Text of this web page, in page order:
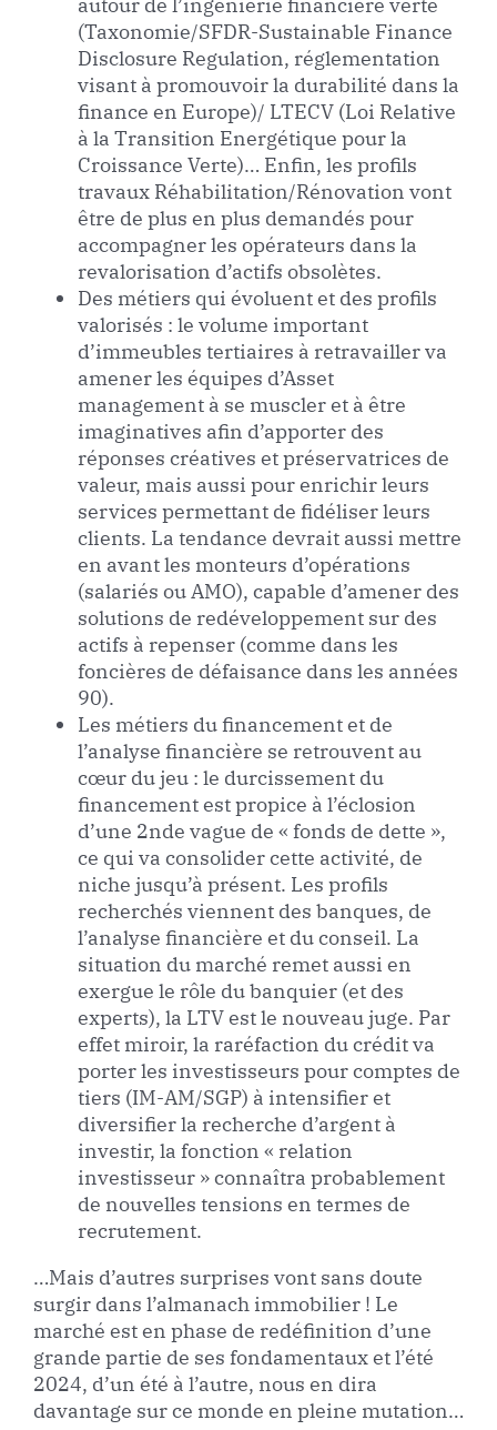
(Taxonomie/SFDR-Sustainable Finance
Disclosure Regulation, réglementation
visant à promouvoir la durabilité dans la
finance en Europe)/ LTECV (Loi Relative
à la Transition Energétique pour la
Croissance Verte)… Enfin, les profils
travaux Réhabilitation/Rénovation vont
être de plus en plus demandés pour
accompagner les opérateurs dans la
revalorisation d’actifs obsolètes.
Des métiers qui évoluent et des profils
valorisés : le volume important
d’immeubles tertiaires à retravailler va
amener les équipes d’Asset
management à se muscler et à être
imaginatives afin d’apporter des
réponses créatives et préservatrices de
valeur, mais aussi pour enrichir leurs
services permettant de fidéliser leurs
clients. La tendance devrait aussi mettre
en avant les monteurs d’opérations
(salariés ou AMO), capable d’amener des
solutions de redéveloppement sur des
actifs à repenser (comme dans les
foncières de défaisance dans les années
90).
Les métiers du financement et de
l’analyse financière se retrouvent au
cœur du jeu : le durcissement du
financement est propice à l’éclosion
d’une 2nde vague de « fonds de dette »,
ce qui va consolider cette activité, de
niche jusqu’à présent. Les profils
recherchés viennent des banques, de
l’analyse financière et du conseil. La
situation du marché remet aussi en
exergue le rôle du banquier (et des
experts), la LTV est le nouveau juge. Par
effet miroir, la raréfaction du crédit va
porter les investisseurs pour comptes de
tiers (IM-AM/SGP) à intensifier et
diversifier la recherche d’argent à
investir, la fonction « relation
investisseur » connaîtra probablement
de nouvelles tensions en termes de
recrutement.
…Mais d’autres surprises vont sans doute
surgir dans l’almanach immobilier ! Le
marché est en phase de redéfinition d’une
grande partie de ses fondamentaux et l’été
2024, d’un été à l’autre, nous en dira
davantage sur ce monde en pleine mutation…